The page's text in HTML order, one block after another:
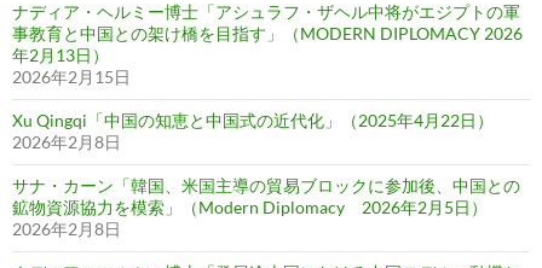
ナディア・ヘルミー博士「アシュラフ・ザヘル中将がエジプトの軍
事教育と中国との架け橋を目指す」（MODERN DIPLOMACY 2026
年2月13日）
2026年2月15日
Xu Qingqi「中国の知恵と中国式の近代化」（2025年4月22日）
2026年2月8日
サナ・カーン「韓国、米国主導の貿易ブロックに参加後、中国との
鉱物資源協力を模索」（Modern Diplomacy 2026年2月5日）
2026年2月8日